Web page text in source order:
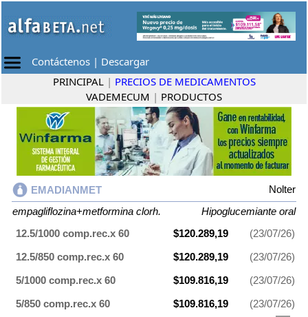
Contáctenos | Descargar
PRINCIPAL | PRECIOS DE MEDICAMENTOS
VADEMECUM | PRODUCTOS
EMADIANMET
Nolter
empagliflozina+metformina clorh.
Hipoglucemiante oral
12.5/1000 comp.rec.x 60
$120.289,19
(23/07/26)
12.5/850 comp.rec.x 60
$120.289,19
(23/07/26)
5/1000 comp.rec.x 60
$109.816,19
(23/07/26)
5/850 comp.rec.x 60
$109.816,19 (23/07/26)